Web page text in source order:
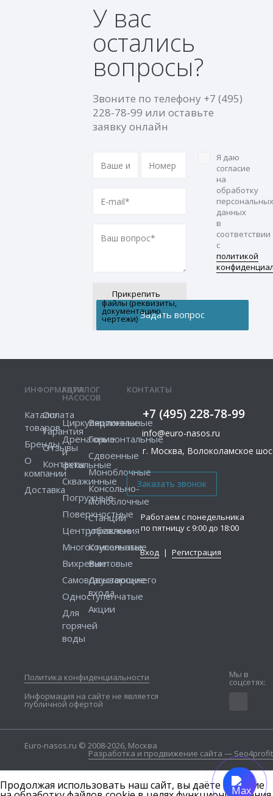
У вас
остались
вопросы?
Звоните по телефону +7 (495)
228-78-99 или оставьте
заявку онлайн
Прикрепить
файлы (реквизиты,
документацию,
чертежи)
Я даю
согласие
на
обработку
персональных
данных
в
соответствии
с
политикой
КОНТАКТЫ
+7 (495) 228-78-99
info@euro-nasos.ru
г. Москва, Волоколамское
Работаем с понедельника
по пятницу с 9:00 до 18:00
Вход | Регистрация
ИНФОРМАЦИЯ
Каталог
товаров
Бренды
О
компании
Доставка
Оплата
Гарантия
Отзывы
Контакты
КАТАЛОГ
НАСОСОВ
Циркуляционные
Дренажные
и
фекальные
Скважинные
Погружные
Поверхностные
Центробежные
Многоступенчатые
Вихревые
Самовсасывающие
Одноступенчатые
Для
горячей
воды
Вертикальные
Горизонтальные
Сдвоенные
Моноблочные
Консольно-
моноблочные
Станции
управления
Консольные
Винтовые
Двустороннего
входа
Акции
Политика конфиденциальности
Информация на сайте не является
публичной офертой
Мы в
соцсетях:
Euro-nasos.ru © 2008-2026, Москва
Разработка и продвижение сайта — Seo4profit
Продолжая использовать наш сайт, вы даёте согласие